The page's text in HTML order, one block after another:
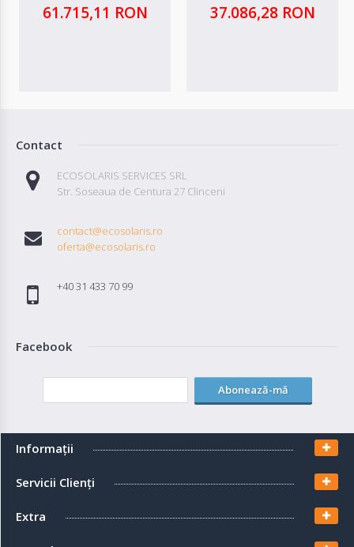
61.715,11 RON 37.086,28 RON
Contact
ECOSOLARIS SERVICES SRL
Str. Soseaua de Centura 27 Clinceni
contact@ecosolaris.ro
oferta@ecosolaris.ro
+40 31 433 70 99
Facebook
Abonează-mă
Informaţii
Servicii Clienţi
Extra